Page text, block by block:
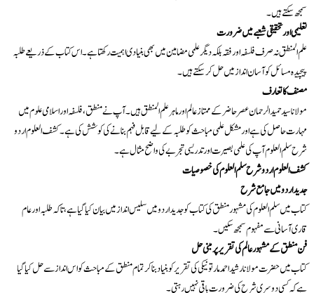
سمجھ سکتے ہیں۔
تعلیمی اور تحقیقی شعبے میں ضرورت
علم المنطق نہ صرف فلسفہ اور فقہ بلکہ دیگر علمی مضامین میں بھی بنیادی اہمیت رکھتا ہے۔ اس کتاب کے ذریعے طلبہ
پیچیدہ مسائل کو آسان انداز میں حل کر سکتے ہیں۔
مصنف کا تعارف
مولانا سید حمید الرحمان عصر حاضر کے ممتاز عالم اور ماہر علم المنطق ہیں۔ آپ نے منطق، فلسفہ اور اسلامی علوم میں
مہارت حاصل کی ہے اور مشکل علمی مباحث کو طلبہ کے لیے قابل فہم بنانے کی کوشش کی ہے۔ کشف العلوم اردو
شرح سلم العلوم آپ کی علمی بصیرت اور تدریسی تجربے کی واضح مثال ہے۔
کشف العلوم اردو شرح سلم العلوم کی خصوصیات
جدید اردو میں جامع شرح
کتاب میں سلم العلوم کی مشہور منطق کی کتاب کو جدید اردو میں سلیس انداز میں بیان کیا گیا ہے، تاکہ طلبہ اور عام
قاری آسانی سے مفہوم سمجھ سکیں۔
فن منطق کے مشہور عالم کی تقریر پر مبنی حل
کتاب میں حضرت مولانا رشید احمد مار تو نیکی کی تقریر کو بنیاد بنا کر تمام منطق کے مباحث کو اس انداز سے حل کیا گیا
ہے کہ کسی دوسری شرح کی ضرورت باقی نہیں رہتی۔